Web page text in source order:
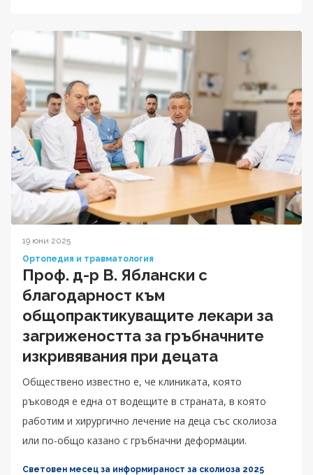
19 юни 2025
Ортопедия и травматология
Проф. д-р В. Яблански с
благодарност към
общопрактикуващите лекари за
загрижеността за гръбначните
изкривявания при децата
Обществено известно е, че клиниката, която
ръководя е една от водещите в страната, в която
работим и хирургично лечение на деца със сколиоза
или по-общо казано с гръбначни деформации.
Световен месец за информираност за сколиоза 2025